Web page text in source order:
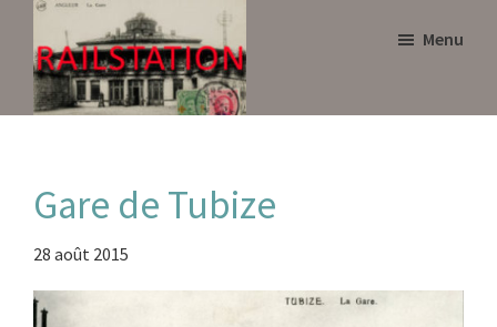
main
content
primary
sidebar
Menu
Gare de Tubize
28 août 2015